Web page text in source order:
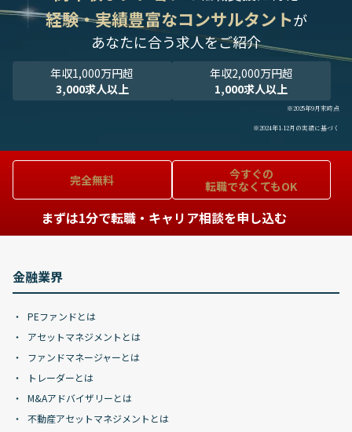
経験・実績豊富なコンサルタントが
あなたに合う求人をご紹介
年収1,000万円超
3,000求人以上
年収2,000万円超
1,000求人以上
※2025年9月末時点
※2024年1-12月の実績に基づく
完全無料
今すぐの
転職でなくてもOK
まずは1分で転職・キャリア相談を申し込む
金融業界
PEファンドとは
アセットマネジメントとは
ファンドマネージャーとは
トレーダーとは
M&Aアドバイザリーとは
不動産アセットマネジメントとは